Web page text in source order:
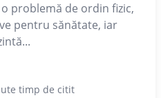
problemă de ordin fizic,
pentru sănătate, iar
timp de citit